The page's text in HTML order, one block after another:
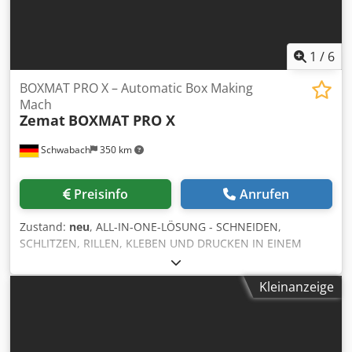
1 / 6
Schwabach 350 km
BOXMAT PRO X – Automatic Box Making
Mach
Zemat BOXMAT PRO X
Preisinfo Anrufen
Zustand: neu, ALL-IN-ONE-LÖSUNG - SCHNEIDEN,
SCHLITZEN, RILLEN, KLEBEN UND DRUCKEN IN EINEM
ARBEITSGANG! Hauptmerkmale: - Über 100 verschiedene
Schachtelformen verfügbar - Schnelles Umrüsten -
weniger als 60 Sekunden - Alles in einem: Schlitzen,Kleinanzeige